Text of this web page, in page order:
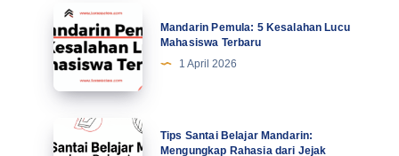
Tingkatkan
Motivasi
di
Abad
Ke-
Mandarin
Pemula:
5
Kesalahan
Lucu
Mahasiswa
Terbaru
Mandarin Pemula: 5 Kesalahan Lucu
Mahasiswa Terbaru
1 April 2026
Tips
Santai
Tips Santai Belajar Mandarin:
Mengungkap Rahasia dari Jejak